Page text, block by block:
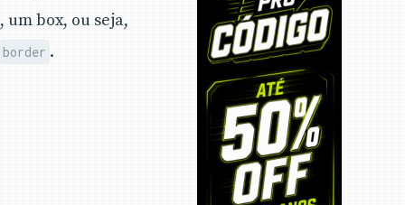
um box, ou seja,
border .